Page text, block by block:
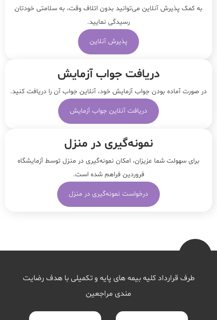
به کمک پذیرش آنلاین می‌توانید بدون اتلاف وقت، به سلامتی خودتان
رسیدگی نمایید.
پذیرش آنلاین
دریافت جواب آزمایش
در صورت آماده بودن جواب آزمایش خود، آنلاین جواب‌ آن را دریافت کنید.
دریافت آنلاین جواب آزمایش
نمونه‌‌گیری در منزل
برای سهولت شما عزیزان، امکان نمونه‌گیری در منزل توسط آزمایشگاه
فروردین فراهم شده است.
درخواست نمونه‌گیری در منزل
طرف قرارداد کلیه بیمه های پایه و تکمیلی با هدف رضایت
مندی مراجعین